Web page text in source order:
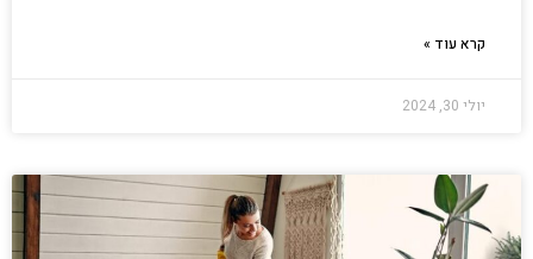
קרא עוד »
יולי 30, 2024